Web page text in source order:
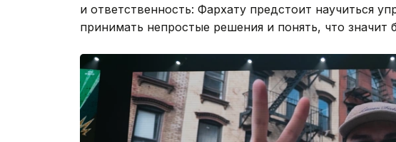
и ответственность: Фархату предстоит научиться
принимать непростые решения и понять, что значит